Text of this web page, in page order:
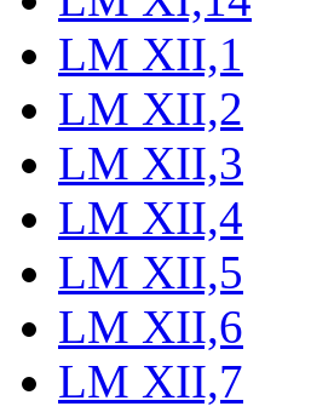
LM XII,1
LM XII,2
LM XII,3
LM XII,4
LM XII,5
LM XII,6
LM XII,7